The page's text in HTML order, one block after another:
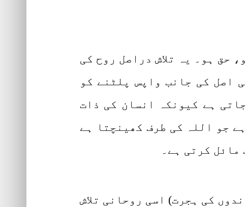
حق ہو۔ یہ تلاش دراصل روح کی
اصل کی جانب واپس پلٹنے کو
ہے کیونکہ انسان کی ذات
جو اللہ کی طرف کھینچتا ہے
مائل کرتی ہے۔
کی ہجرت) اسی روحانی تلاش